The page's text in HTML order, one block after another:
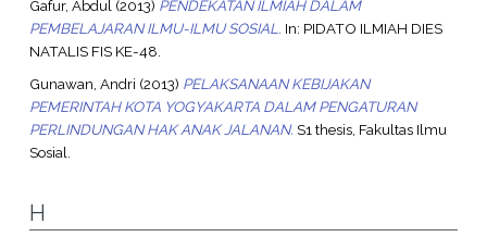
Gafur, Abdul (2013) PENDEKATAN ILMIAH DALAM
PEMBELAJARAN ILMU-ILMU SOSIAL. In: PIDATO ILMIAH DIES
NATALIS FIS KE-48.
Gunawan, Andri (2013) PELAKSANAAN KEBIJAKAN
PEMERINTAH KOTA YOGYAKARTA DALAM PENGATURAN
PERLINDUNGAN HAK ANAK JALANAN. S1 thesis, Fakultas Ilmu
Sosial.
H